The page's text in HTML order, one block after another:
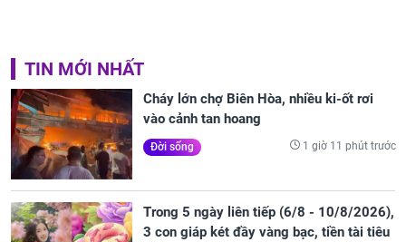
TIN MỚI NHẤT
Cháy lớn chợ Biên Hòa, nhiều ki-ốt rơi
vào cảnh tan hoang
Đời sống 1 giờ 11 phút trước
Trong 5 ngày liên tiếp (6/8 - 10/8/2026),
3 con giáp két đầy vàng bạc, tiền tài tiêu